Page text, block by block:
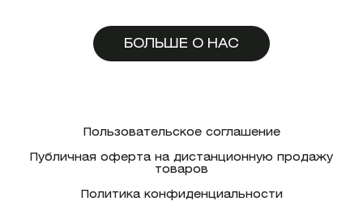
БОЛЬШЕ О НАС
Пользовательское соглашение
Публичная оферта на дистанционную продажу
товаров
Политика конфиденциальности